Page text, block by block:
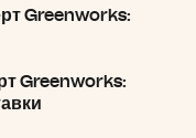
Greenworks:
Greenworks: